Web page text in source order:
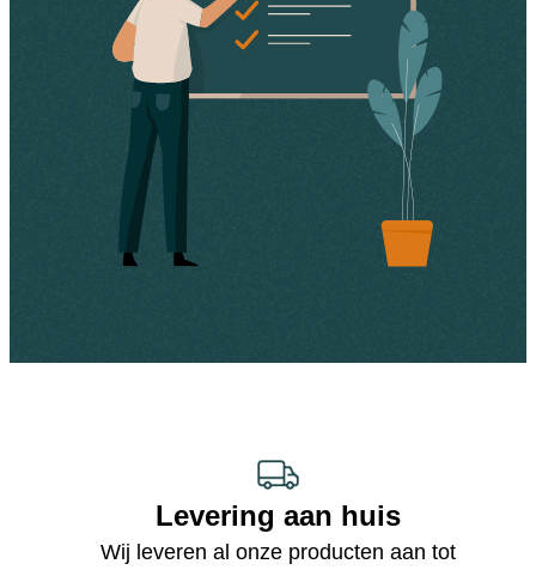
Levering aan huis
Wij leveren al onze producten aan tot